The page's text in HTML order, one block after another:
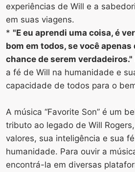
experiências de Will e a
em suas viagens.
* "E eu aprendi uma coisa, é
bom em todos, se você apenas
chance de serem verdadeiros."
a fé de Will na humanidade e
capacidade de todos para o
A música “Favorite Son” é um
tributo ao legado de Will
valores, sua inteligência e sua
humanidade. Para ouvir a
encontrá-la em diversas